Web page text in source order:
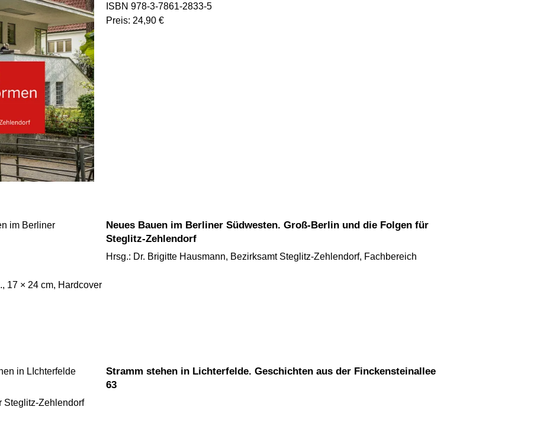
ISBN 978-3-7861-2833-5
Preis: 24,90 €
Neues Bauen im Berliner Südwesten. Groß-Berlin und die Folgen für
Steglitz-Zehlendorf
Hrsg.: Dr. Brigitte Hausmann, Bezirksamt Steglitz-Zehlendorf, Fachbereich
17 × 24 cm, Hardcover
Stramm stehen in Lichterfelde. Geschichten aus der Finckensteinallee
63
Steglitz-Zehlendorf